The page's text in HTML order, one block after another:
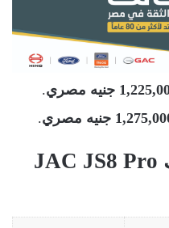
جنيه مصري
.
جنيه مصري .
مقارنة بين فئات جاك JAC JS8 Pro